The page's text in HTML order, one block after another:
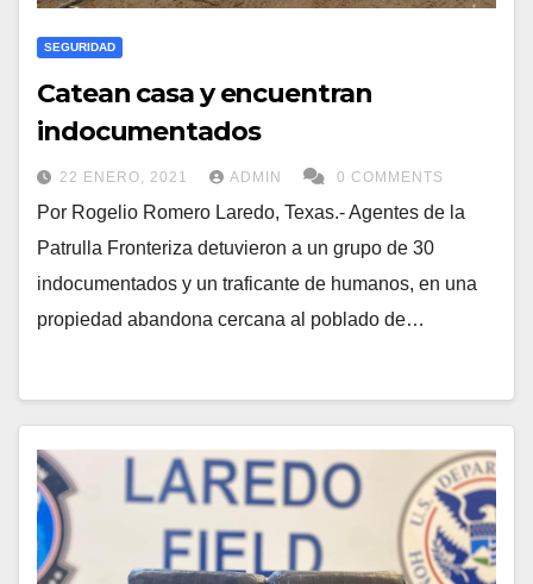
SEGURIDAD
Catean casa y encuentran
indocumentados
22 ENERO, 2021 ADMIN 0 COMMENTS
Por Rogelio Romero Laredo, Texas.- Agentes de la
Patrulla Fronteriza detuvieron a un grupo de 30
indocumentados y un traficante de humanos, en una
propiedad abandona cercana al poblado de…